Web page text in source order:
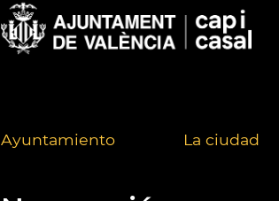
Ayuntamiento La ciudad